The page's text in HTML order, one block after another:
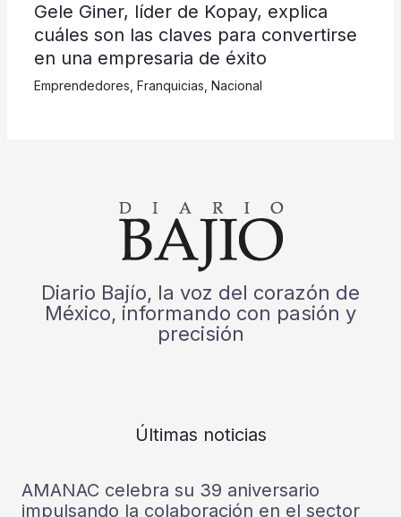
Gele Giner, líder de Kopay, explica
cuáles son las claves para convertirse
en una empresaria de éxito
Emprendedores Franquicias Nacional
Diario Bajío, la voz del corazón de
México, informando con pasión y
precisión
Últimas noticias
AMANAC celebra su 39 aniversario
impulsando la colaboración en el sector